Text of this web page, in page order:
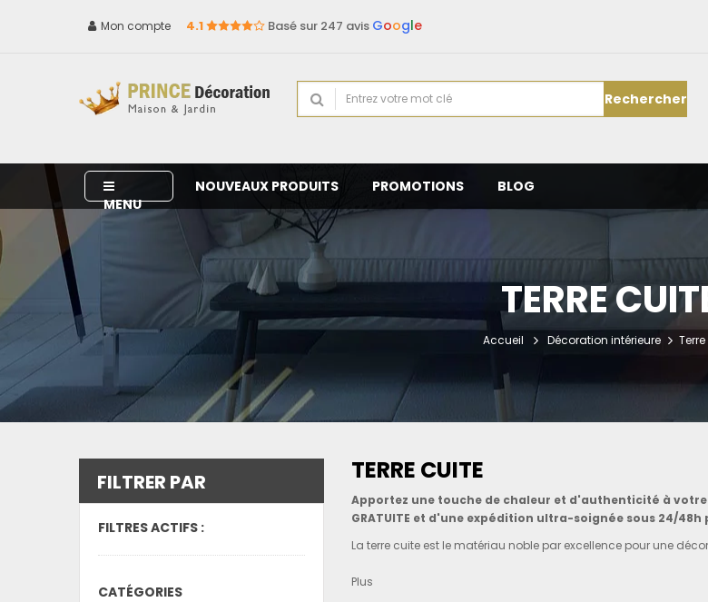
Mon compte 4.1 Basé sur 247 avis Google
Rechercher
MENU
NOUVEAUX PRODUITS PROMOTIONS BLOG
TERRE
Accueil Décoration intérieure
FILTRER PAR
FILTRES ACTIFS :
CATÉGORIES
TERRE CUITE
Apportez une touche de chaleur et d'authenticité à votre
GRATUITE et d'une expédition ultra-soignée sous 24/
La terre cuite est le matériau noble par excellence pour une
Plus